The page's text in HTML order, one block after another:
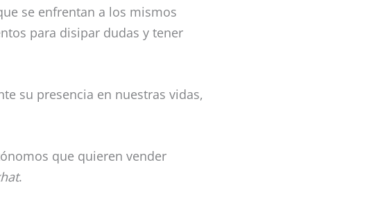
se enfrentan a los mismos
para disipar dudas y tener
su presencia en nuestras vidas,
que quieren vender
.